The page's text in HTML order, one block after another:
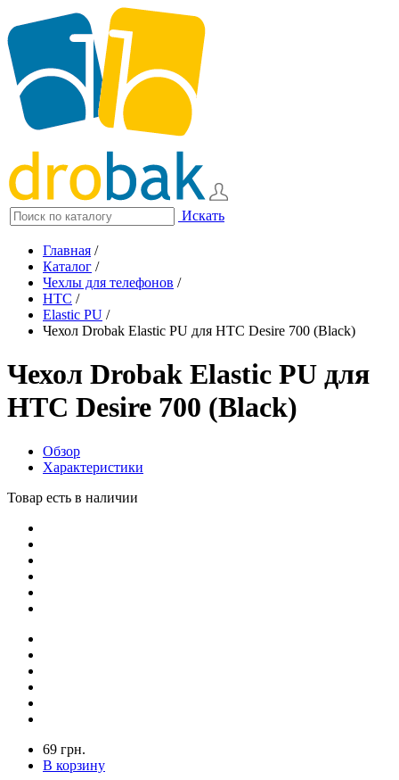
Искать
Главная /
Каталог /
Чехлы для телефонов /
HTC /
Elastic PU /
Чехол Drobak Elastic PU для HTC Desire 700 (Black)
Чехол Drobak Elastic PU для
HTC Desire 700 (Black)
Обзор
Характеристики
Товар есть в наличии
69 грн.
В корзину